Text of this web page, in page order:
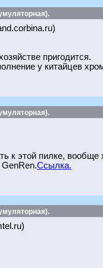
пригодится.
у китайцев
к этой пилке,
Ссылка.